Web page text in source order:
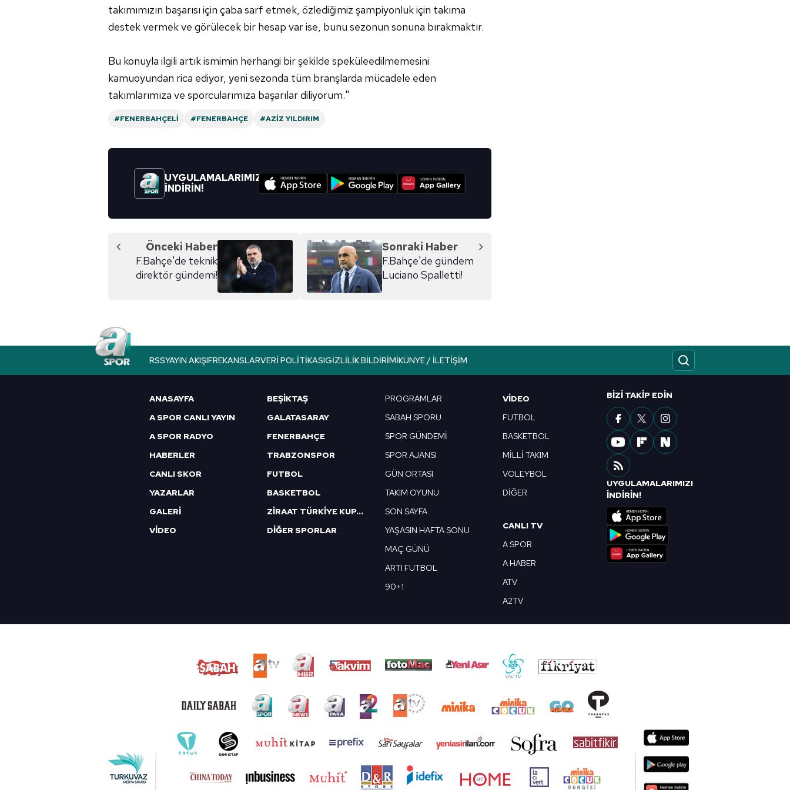
Çerezlere ilişkin tercihlerinizi aşağıda yer alan panel vasıtasıyla belirleyebilirsiniz. Çerezlere ilişkin detaylı bilgi için Ayarlar
6698 sayılı Kişisel Verilerin Korunması Kanunu uyarınca hazırlanmış Aydınlatma Metnimizi okumak ve sitemizde ilgili
mevzuata uygun olarak kullanılan çerezlerle ilgili bilgi almak için lütfentıklayınız
takımımızın başarısı için çaba sarf etmek, özlediğimiz şampiyonluk için takıma
destek vermek ve görülecek bir hesap var ise, bunu sezonun sonuna bırakmaktır.
Bu konuyla ilgili artık ismimin herhangi bir şekilde speküleedilmemesini
kamuoyundan rica ediyor, yeni sezonda tüm branşlarda mücadele eden
takımlarımıza ve sporcularımıza başarılar diliyorum."
#FENERBAHÇELI #FENERBAHÇE #AZIZ YILDIRIM
UYGULAMALARIMIZI
İNDİRİN!
Önceki Haber
F.Bahçe'de teknik
direktör gündemi!
Sonraki Haber
F.Bahçe'de gündem
Luciano Spalletti!
RSSYAYIN AKIŞIFREKANSLARVERI POLITIKASIGIZLILIK BILDIRIMIKÜNYE / İLETIŞIM
ANASAYFA
A SPOR CANLI YAYIN
A SPOR RADYO
HABERLER
CANLI SKOR
YAZARLAR
GALERİ
VİDEO
BEŞİKTAŞ
GALATASARAY
FENERBAHÇE
TRABZONSPOR
FUTBOL
BASKETBOL
ZİRAAT TÜRKİYE KUPASI
DİĞER SPORLAR
PROGRAMLAR
SABAH SPORU
SPOR GÜNDEMİ
SPOR AJANSI
GÜN ORTASI
TAKIM OYUNU
SON SAYFA
YAŞASIN HAFTA SONU
MAÇ GÜNÜ
ARTI FUTBOL
90+1
VIDEO
FUTBOL
BASKETBOL
MİLLİ TAKIM
VOLEYBOL
DİĞER
CANLI TV
A SPOR
A HABER
ATV
A2TV
BIZI TAKIP EDIN
UYGULAMALARIMIZI
İNDİRİN!